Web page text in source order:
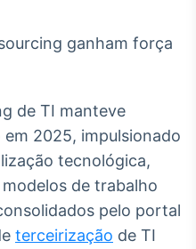
Broadcast
conteúdos
OTC
para
de TI manteve
2025, impulsionado
tecnológica,
de trabalho
pelo portal
terceirização de TI